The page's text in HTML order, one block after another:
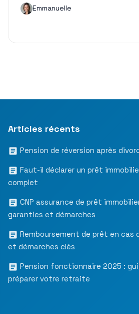
Emmanuelle
Articles récents
Pension de réversion après
Faut-il déclarer un prêt
complet
CNP assurance de prêt
garanties et démarches
Remboursement de prêt en cas
et démarches clés
Pension fonctionnaire 2025 :
préparer votre retraite